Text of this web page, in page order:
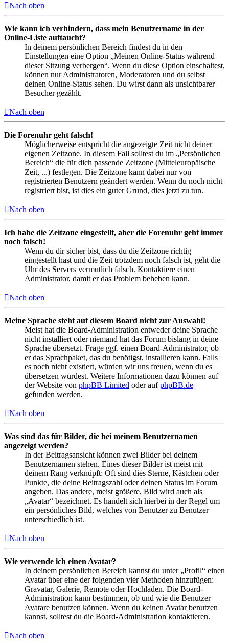
Nach oben
Wie kann ich verhindern, dass mein Benutzername in der
Online-Liste auftaucht?
In deinem persönlichen Bereich findest du in den
Einstellungen eine Option „Meinen Online-Status während
dieser Sitzung verbergen“. Wenn du diese Option einschaltest,
können nur Administratoren, Moderatoren und du selbst
deinen Online-Status sehen. Du wirst dann als unsichtbarer
Besucher gezählt.
Nach oben
Die Forenuhr geht falsch!
Möglicherweise entspricht die angezeigte Zeit nicht deiner
eigenen Zeitzone. In diesem Fall solltest du im „Persönlichen
Bereich“ die für dich passende Zeitzone (Mitteleuropäische
Zeit, ...) festlegen. Die Zeitzone kann dabei nur von
registrierten Benutzern geändert werden. Wenn du noch nicht
registriert bist, ist dies ein guter Grund, dies jetzt zu tun.
Nach oben
Ich habe die Zeitzone eingestellt, aber die Forenuhr geht immer
noch falsch!
Wenn du dir sicher bist, dass du die Zeitzone richtig
eingestellt hast und die Zeit trotzdem noch falsch ist, geht die
Uhr des Servers vermutlich falsch. Kontaktiere einen
Administrator, damit er das Problem beheben kann.
Nach oben
Meine Sprache steht auf diesem Board nicht zur Auswahl!
Meist hat die Board-Administration entweder deine Sprache
nicht installiert oder niemand hat das Forum bislang in deine
Sprache übersetzt. Frage ggf. einen Board-Administrator, ob
er das Sprachpaket, das du benötigst, installieren kann. Falls
es noch nicht existiert, würden wir uns freuen, wenn du es
übersetzen würdest. Weitere Informationen dazu können auf
der Website von phpBB Limited oder aufphpBB.de
gefunden werden.
Nach oben
Was sind das für Bilder, die bei meinem Benutzernamen
angezeigt werden?
In der Beitragsansicht können zwei Bilder bei deinem
Benutzernamen stehen. Eines dieser Bilder ist meist mit
deinem Rang verknüpft: Oft sind dies Sterne, Kästchen oder
Punkte, die deine Beitragszahl oder deinen Status im Forum
angeben. Das andere, meist größere, Bild wird auch als
„Avatar“ bezeichnet. Es handelt sich hierbei in der Regel um
ein persönliches Bild, welches von Benutzer zu Benutzer
unterschiedlich ist.
Nach oben
Wie verwende ich einen Avatar?
In deinem persönlichen Bereich kannst du unter „Profil“ einen
Avatar über eine der folgenden vier Methoden hinzufügen:
Gravatar, Galerie, Remote oder Hochladen. Die Board-
Administration kann bestimmen, ob und wie die Benutzer
Avatare benutzen können. Wenn du keinen Avatar benutzen
kannst, solltest du die Board-Administration kontaktieren.
Nach oben